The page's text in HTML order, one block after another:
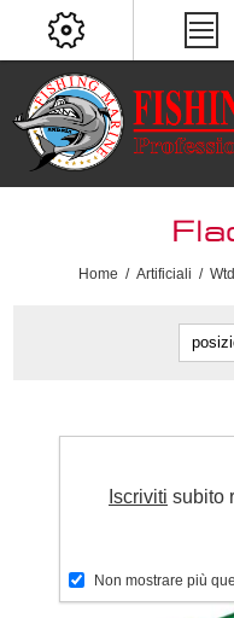
Home / Artificiali /
Iscriviti subito
Non mostrare più